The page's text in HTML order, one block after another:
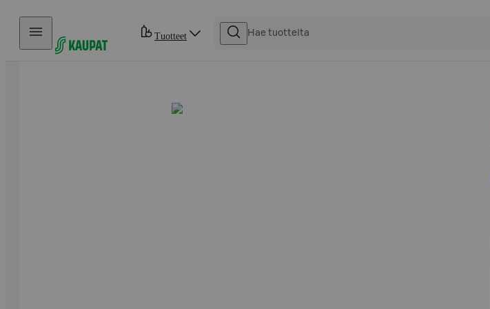
Hyppää sisältöön
Tuotteet